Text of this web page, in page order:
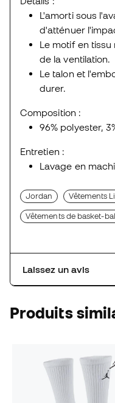
L'amorti sous
d'atténuer
Le motif en
de la ventilation.
Le talon et
durer.
Composition :
96% polyester,
Entretien :
Lavage en
Jordan Vêtements
Vêtements de basket-
Laissez un avis
Produits